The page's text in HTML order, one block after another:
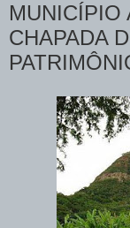
MUNICÍPIO
CHAPADA